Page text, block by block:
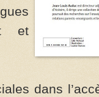
et
dans